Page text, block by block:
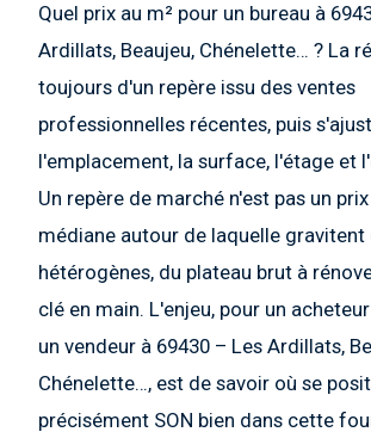
Quel prix au m² pour un bureau à
Ardillats, Beaujeu, Chénelette… ? La
toujours d'un repère issu des ventes
professionnelles récentes, puis
l'emplacement, la surface, l'étage et
Un repère de marché n'est pas un
médiane autour de laquelle gravitent
hétérogènes, du plateau brut à
clé en main. L'enjeu, pour un
un vendeur à 69430 – Les Ardillats,
Chénelette…, est de savoir où se
précisément SON bien dans cette